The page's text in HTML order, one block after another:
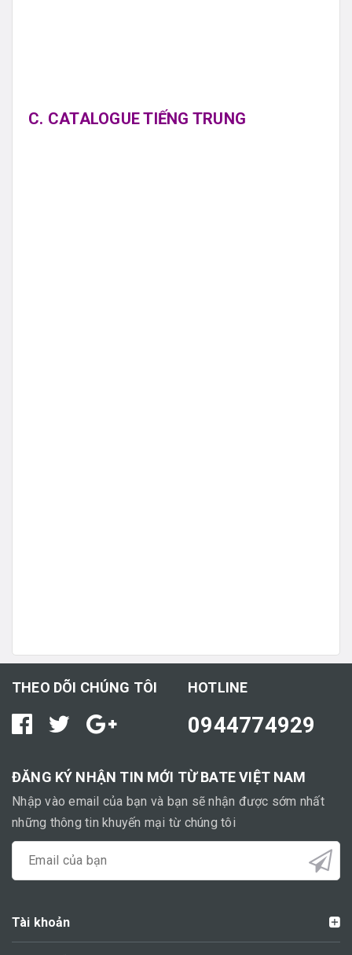
C. CATALOGUE TIẾNG TRUNG
THEO DÕI CHÚNG TÔI HOTLINE
0944774929
ĐĂNG KÝ NHẬN TIN MỚI TỪ BATE VIỆT NAM
Nhập vào email của bạn và bạn sẽ nhận được sớm nhất
những thông tin khuyến mại từ chúng tôi
Tài khoản